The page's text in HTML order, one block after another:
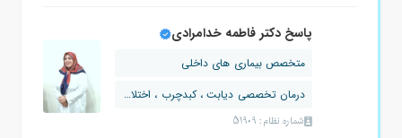
پاسخ دکتر فاطمه خدامرادی
متخصص بیماری های داخلی
درمان تخصصی دیابت ، کبدچرب ، اختلالات...
شماره نظام: 51909